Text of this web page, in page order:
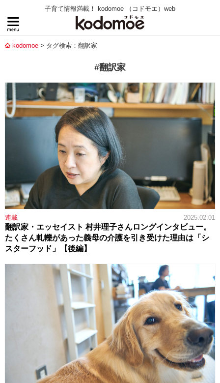
子育て情報満載！ kodomoe （コドモエ）web
kodomoe タグ検索：翻訳家
#翻訳家
連載 2025.02.01
翻訳家・エッセイスト 村井理子さんロングインタビュー。
たくさん軋轢があった義母の介護を引き受けた理由は「シ
スターフッド」【後編】